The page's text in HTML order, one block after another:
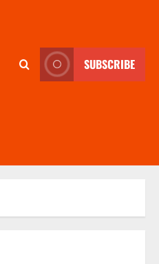
SUBSCRIBE